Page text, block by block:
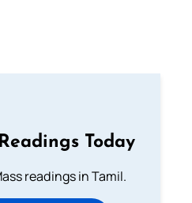
Today
readings in Tamil.